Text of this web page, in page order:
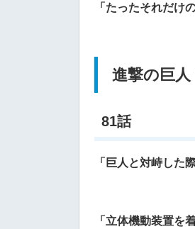
「たったそれだけ
進撃の巨
81話
「巨人と対峙した
「立体機動装置を